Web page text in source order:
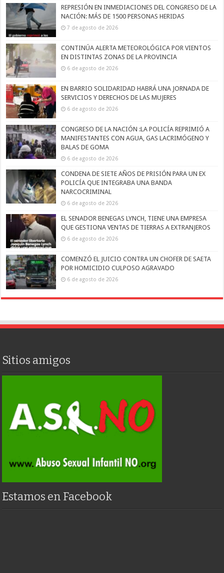
REPRESIÓN EN INMEDIACIONES DEL CONGRESO DE LA
NACIÓN: MÁS DE 1500 PERSONAS HERIDAS
7 de agosto de 2026
CONTINÚA ALERTA METEOROLÓGICA POR VIENTOS
EN DISTINTAS ZONAS DE LA PROVINCIA
6 de agosto de 2026
EN BARRIO SOLIDARIDAD HABRÁ UNA JORNADA DE
SERVICIOS Y DERECHOS DE LAS MUJERES
6 de agosto de 2026
CONGRESO DE LA NACIÓN :LA POLICÍA REPRIMIÓ A
MANIFESTANTES CON AGUA, GAS LACRIMÓGENO Y
BALAS DE GOMA
6 de agosto de 2026
CONDENA DE SIETE AÑOS DE PRISIÓN PARA UN EX
POLICÍA QUE INTEGRABA UNA BANDA
NARCOCRIMINAL
6 de agosto de 2026
EL SENADOR BENEGAS LYNCH, TIENE UNA EMPRESA
QUE GESTIONA VENTAS DE TIERRAS A EXTRANJEROS
6 de agosto de 2026
COMENZÓ EL JUICIO CONTRA UN CHOFER DE SAETA
POR HOMICIDIO CULPOSO AGRAVADO
6 de agosto de 2026
Sitios amigos
Estamos en Facebook